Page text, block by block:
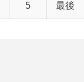
5 最後